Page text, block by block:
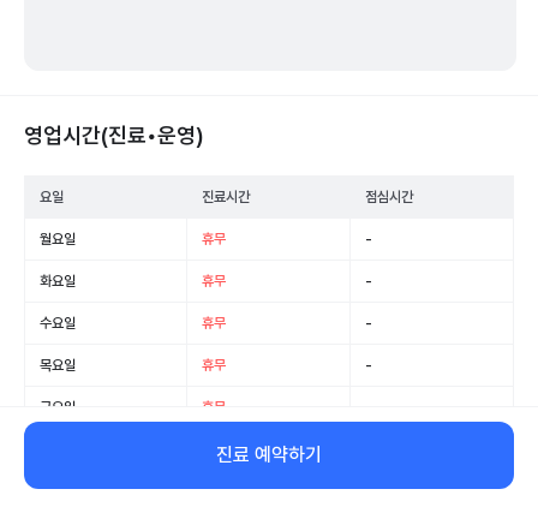
영업시간(진료•운영)
요일 진료시간 점심시간
월요일 휴무 -
화요일 휴무 -
수요일 휴무 -
목요일 휴무 -
금요일 휴무
휴무
일요일 휴무 -
진료 예약하기